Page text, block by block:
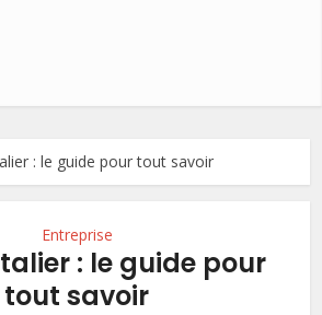
: le guide pour tout savoir
Entreprise
: le guide pour
tout savoir